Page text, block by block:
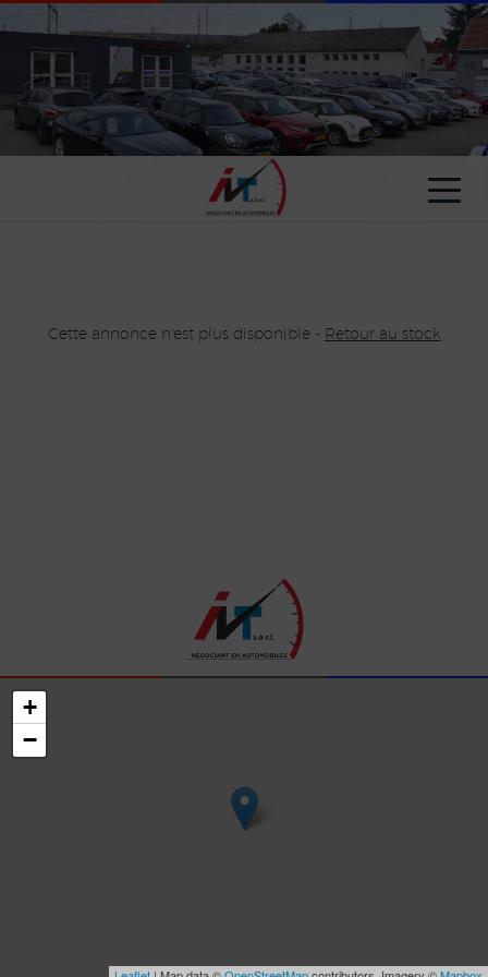
Cette annonce n'est plus disponible - Retour au stock
+
−
Paramètres avancés des cookies